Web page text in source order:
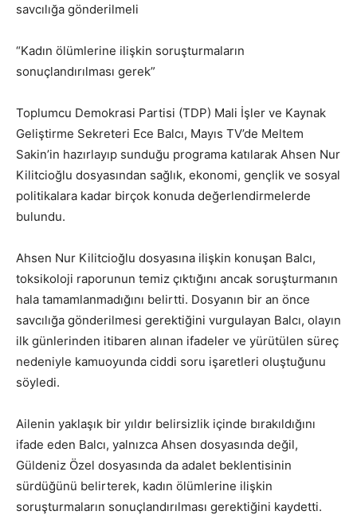
savcılığa gönderilmeli
“Kadın ölümlerine ilişkin soruşturmaların
sonuçlandırılması gerek”
Toplumcu Demokrasi Partisi (TDP) Mali İşler ve Kaynak
Geliştirme Sekreteri Ece Balcı, Mayıs TV’de Meltem
Sakin’in hazırlayıp sunduğu programa katılarak Ahsen Nur
Kilitcioğlu dosyasından sağlık, ekonomi, gençlik ve sosyal
politikalara kadar birçok konuda değerlendirmelerde
bulundu.
Ahsen Nur Kilitcioğlu dosyasına ilişkin konuşan Balcı,
toksikoloji raporunun temiz çıktığını ancak soruşturmanın
hala tamamlanmadığını belirtti. Dosyanın bir an önce
savcılığa gönderilmesi gerektiğini vurgulayan Balcı, olayın
ilk günlerinden itibaren alınan ifadeler ve yürütülen süreç
nedeniyle kamuoyunda ciddi soru işaretleri oluştuğunu
söyledi.
Ailenin yaklaşık bir yıldır belirsizlik içinde bırakıldığını
ifade eden Balcı, yalnızca Ahsen dosyasında değil,
Güldeniz Özel dosyasında da adalet beklentisinin
sürdüğünü belirterek, kadın ölümlerine ilişkin
soruşturmaların sonuçlandırılması gerektiğini kaydetti.